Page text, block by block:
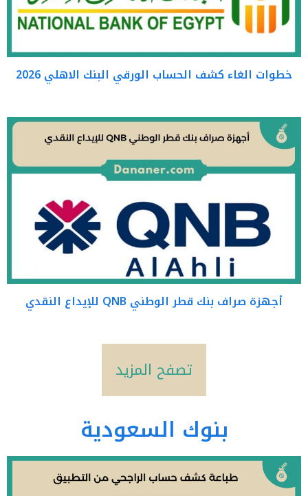
خطوات الغاء كشف الحساب الورقي البنك الاهلي 2026
أجهزة صراف بنك قطر الوطني QNB للإيداع النقدي
تصفح المزيد
بنوك السعودية